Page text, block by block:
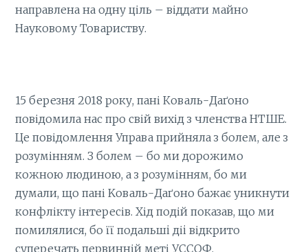
направлена на одну ціль – віддати майно
Науковому Товариству.
15 березня 2018 року, пані Коваль-Даґоно
повідомила нас про свій вихід з членства НТШЕ.
Це повідомлення Управа прийняла з болем, але з
розумінням. З болем – бо ми дорожимо
кожною людиною, а з розумінням, бо ми
думали, що пані Kоваль-Дaґoно бажає уникнути
конфлікту інтересів. Хід подій показав, що ми
помилялися, бо її пoдальшi діi відкрито
суперечать первинній меті УССОФ.